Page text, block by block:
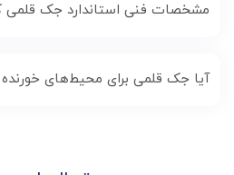
مشخصات فنی استاندارد جک قلمی
آیا جک قلمی برای محیط‌های